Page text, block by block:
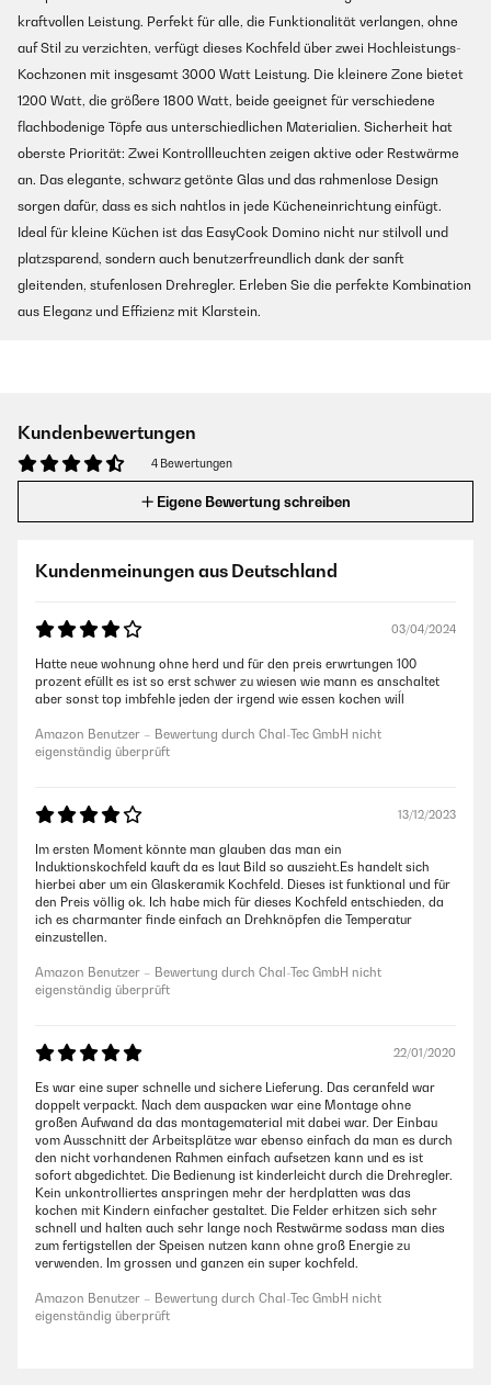
kraftvollen Leistung. Perfekt für alle, die Funktionalität verlangen, ohne
auf Stil zu verzichten, verfügt dieses Kochfeld über zwei Hochleistungs-
Kochzonen mit insgesamt 3000 Watt Leistung. Die kleinere Zone bietet
1200 Watt, die größere 1800 Watt, beide geeignet für verschiedene
flachbodenige Töpfe aus unterschiedlichen Materialien. Sicherheit hat
oberste Priorität: Zwei Kontrollleuchten zeigen aktive oder Restwärme
an. Das elegante, schwarz getönte Glas und das rahmenlose Design
sorgen dafür, dass es sich nahtlos in jede Kücheneinrichtung einfügt.
Ideal für kleine Küchen ist das EasyCook Domino nicht nur stilvoll und
platzsparend, sondern auch benutzerfreundlich dank der sanft
gleitenden, stufenlosen Drehregler. Erleben Sie die perfekte Kombination
aus Eleganz und Effizienz mit Klarstein.
Kundenbewertungen
4 Bewertungen
Eigene Bewertung schreiben
Kundenmeinungen aus Deutschland
03/04/2024
Hatte neue wohnung ohne herd und für den preis erwrtungen 100
prozent efüllt es ist so erst schwer zu wiesen wie mann es anschaltet
aber sonst top imbfehle jeden der irgend wie essen kochen wiĺl
Amazon Benutzer – Bewertung durch Chal-Tec GmbH nicht
eigenständig überprüft
13/12/2023
Im ersten Moment könnte man glauben das man ein
Induktionskochfeld kauft da es laut Bild so auszieht.Es handelt sich
hierbei aber um ein Glaskeramik Kochfeld. Dieses ist funktional und für
den Preis völlig ok. Ich habe mich für dieses Kochfeld entschieden, da
ich es charmanter finde einfach an Drehknöpfen die Temperatur
einzustellen.
Amazon Benutzer – Bewertung durch Chal-Tec GmbH nicht
eigenständig überprüft
22/01/2020
Es war eine super schnelle und sichere Lieferung. Das ceranfeld war
doppelt verpackt. Nach dem auspacken war eine Montage ohne
großen Aufwand da das montagematerial mit dabei war. Der Einbau
vom Ausschnitt der Arbeitsplätze war ebenso einfach da man es durch
den nicht vorhandenen Rahmen einfach aufsetzen kann und es ist
sofort abgedichtet. Die Bedienung ist kinderleicht durch die Drehregler.
Kein unkontrolliertes anspringen mehr der herdplatten was das
kochen mit Kindern einfacher gestaltet. Die Felder erhitzen sich sehr
schnell und halten auch sehr lange noch Restwärme sodass man dies
zum fertigstellen der Speisen nutzen kann ohne groß Energie zu
verwenden. Im grossen und ganzen ein super kochfeld.
Amazon Benutzer – Bewertung durch Chal-Tec GmbH nicht
eigenständig überprüft